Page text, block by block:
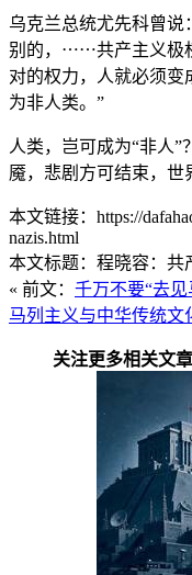
乌克兰总统尤先科曾说
别的，⋯⋯共产主义极
对的权力，人就必须变
为非人类。”
人类，岂可成为“非人
魇，悲剧方可结束，世
本文链接：https://
nazis.html
本文标题：程晓容：共
« 前文： 千万不要“去
马列主义与中华传统文
关注更多相关文章